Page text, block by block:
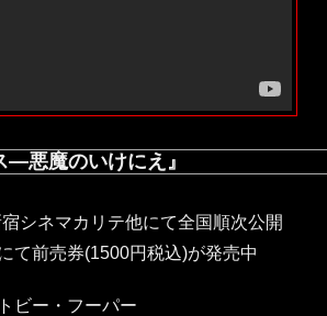
―悪魔のいけにえ』
シネマカリテ他にて全国順次公開
て前売券(1500円税込)が発売中
ビー・フーパー